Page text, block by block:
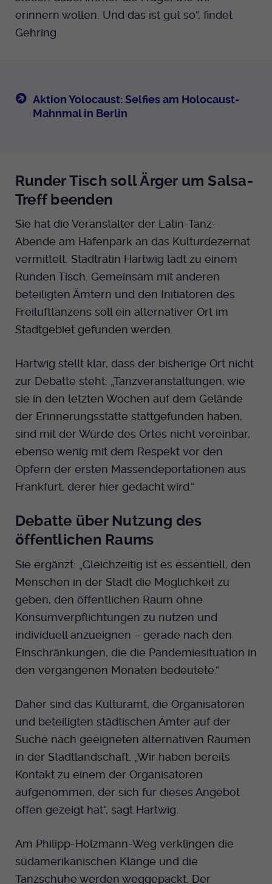
erinnern wollen. Und das ist gut so“, findet
Gehring
Aktion Yolocaust: Selfies am Holocaust-
Mahnmal in Berlin
Runder Tisch soll Ärger um Salsa-
Treff beenden
Sie hat die Veranstalter der Latin-Tanz-
Abende am Hafenpark an das Kulturdezernat
vermittelt. Stadträtin Hartwig lädt zu einem
Runden Tisch. Gemeinsam mit anderen
beteiligten Ämtern und den Initiatoren des
Freilufttanzens soll ein alternativer Ort im
Stadtgebiet gefunden werden.
Hartwig stellt klar, dass der bisherige Ort nicht
zur Debatte steht: „Tanzveranstaltungen, wie
sie in den letzten Wochen auf dem Gelände
der Erinnerungsstätte stattgefunden haben,
sind mit der Würde des Ortes nicht vereinbar,
ebenso wenig mit dem Respekt vor den
Opfern der ersten Massendeportationen aus
Frankfurt, derer hier gedacht wird.“
Debatte über Nutzung des
öffentlichen Raums
Sie ergänzt: „Gleichzeitig ist es essentiell, den
Menschen in der Stadt die Möglichkeit zu
geben, den öffentlichen Raum ohne
Konsumverpflichtungen zu nutzen und
individuell anzueignen – gerade nach den
Einschränkungen, die die Pandemiesituation in
den vergangenen Monaten bedeutete.“
Daher sind das Kulturamt, die Organisatoren
und beteiligten städtischen Ämter auf der
Suche nach geeigneten alternativen Räumen
in der Stadtlandschaft. „Wir haben bereits
Kontakt zu einem der Organisatoren
aufgenommen, der sich für dieses Angebot
offen gezeigt hat“, sagt Hartwig.
Am Philipp-Holzmann-Weg verklingen die
südamerikanischen Klänge und die
Tanzschuhe werden weggepackt. Der